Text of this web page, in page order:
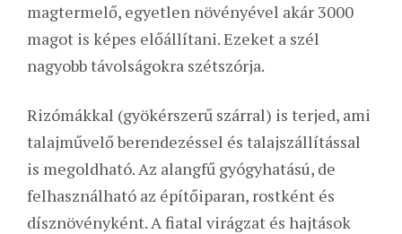
magtermelő, egyetlen növényével akár 3000
magot is képes előállítani. Ezeket a szél
nagyobb távolságokra szétszórja.
Rizómákkal (gyökérszerű szárral) is terjed, ami
talajművelő berendezéssel és talajszállítással
is megoldható. Az alangfű gyógyhatású, de
felhasználható az építőiparan, rostként és
dísznövényként. A fiatal virágzat és hajtások